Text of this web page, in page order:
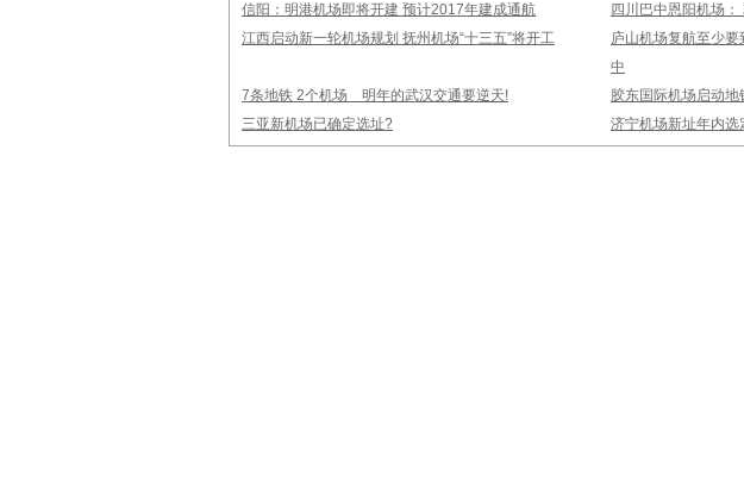
信阳：明港机场即将开建 预计2017年建成通航
四川巴中恩阳机场
江西启动新一轮机场规划 抚州机场“十三五”将开工
庐山机场复航至少
中
7条地铁 2个机场 明年的武汉交通要逆天!
胶东国际机场启动
三亚新机场已确定选址?
济宁机场新址年内